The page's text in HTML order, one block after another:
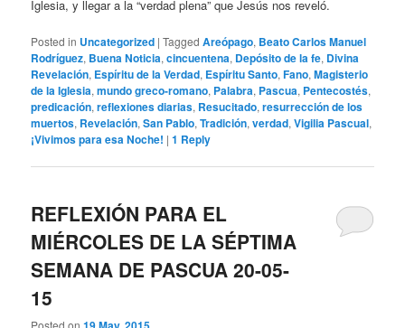
Iglesia, y llegar a la “verdad plena” que Jesús nos reveló.
Posted in Uncategorized |Tagged Areópago, Beato Carlos Manuel
Rodríguez, Buena Noticia,cincuentena, Depósito de la fe, Divina
Revelación, Espíritu de la Verdad, Espíritu Santo,Fano,Magisterio
de la Iglesia,mundo greco-romano, Palabra, Pascua, Pentecostés,
predicación,reflexiones diarias, Resucitado,resurrección de los
muertos, Revelación,San Pablo,Tradición,verdad,Vigilia Pascual,
¡Vivimos para esa Noche! |1 Reply
REFLEXIÓN PARA EL
MIÉRCOLES DE LA SÉPTIMA
SEMANA DE PASCUA 20-05-
15